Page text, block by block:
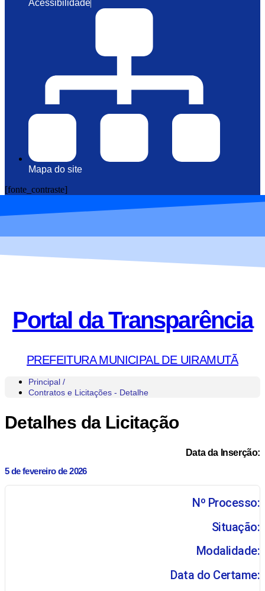
Acessibilidade
Mapa do site
[fonte_contraste]
Portal da Transparência
PREFEITURA MUNICIPAL DE UIRAMUTÃ
Principal /
Contratos e Licitações - Detalhe
Detalhes da Licitação
Data da Inserção:
5 de fevereiro de 2026
Nº Processo:
Situação:
Modalidade:
Data do Certame: